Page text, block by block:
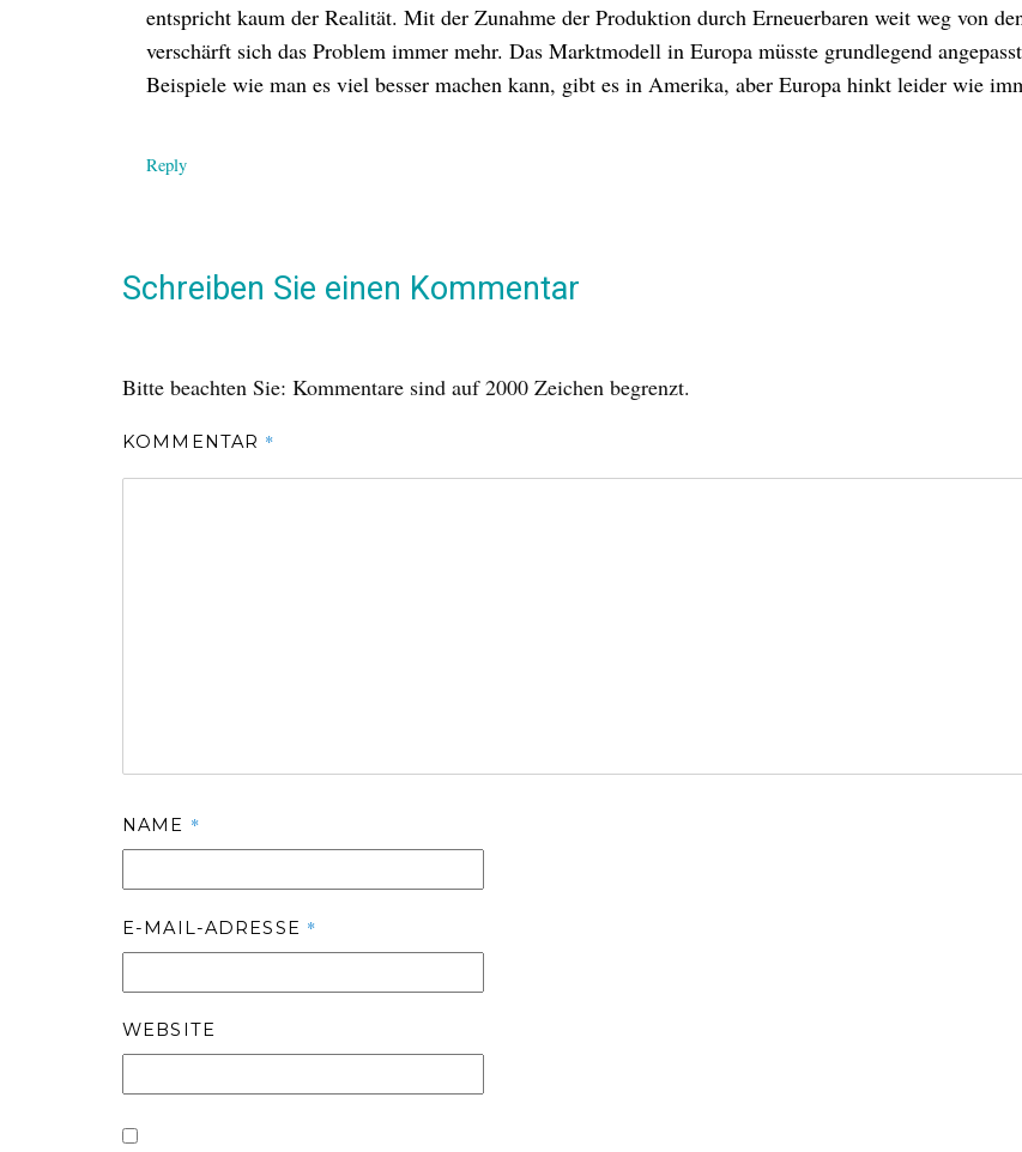
entspricht kaum der Realität. Mit der Zunahme der Produktion durch Erneuerbaren weit weg von
verschärft sich das Problem immer mehr. Das Marktmodell in Europa müsste grundlegend
Beispiele wie man es viel besser machen kann, gibt es in Amerika, aber Europa hinkt leider wie
Reply
Schreiben Sie einen Kommentar
Bitte beachten Sie: Kommentare sind auf 2000 Zeichen begrenzt.
KOMMENTAR *
NAME *
E-MAIL-ADRESSE *
WEBSITE